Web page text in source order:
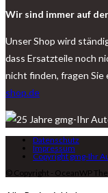
Wir sind immer auf
Unser Shop wird
dass Ersatzteile noch
nicht finden, fragen Sie
shop.de
Datenschutz
Impressum
Copyright gmg-Ihr
© Copyright - OceanWP